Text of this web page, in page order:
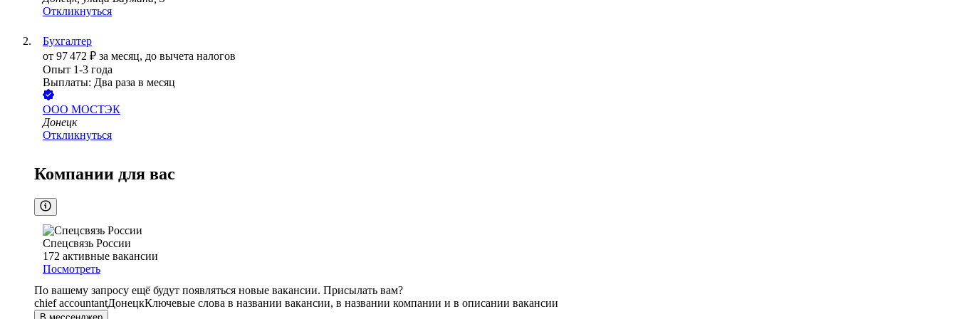
Откликнуться
Бухгалтер
от 97 472 ₽ за месяц, до вычета налогов
Опыт 1-3 года
Выплаты: Два раза в месяц
ООО МОСТЭК
Донецк
Откликнуться
Компании для вас
Спецсвязь России
172 активные вакансии
Посмотреть
По вашему запросу ещё будут появляться новые вакансии. Присылать вам?
chief accountantДонецкКлючевые слова в названии вакансии, в названии компании и в описании вакансии